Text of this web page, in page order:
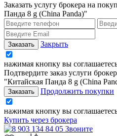
Заказать услугу брокера на
Панда 8 g (China Panda)"
Закрыть
нажимая кнопку вы
Подтвердите заказ услуги
"Китайская Панда 8 g (China
Продолжить покупки
нажимая кнопку вы
Купить через брокера
Звоните